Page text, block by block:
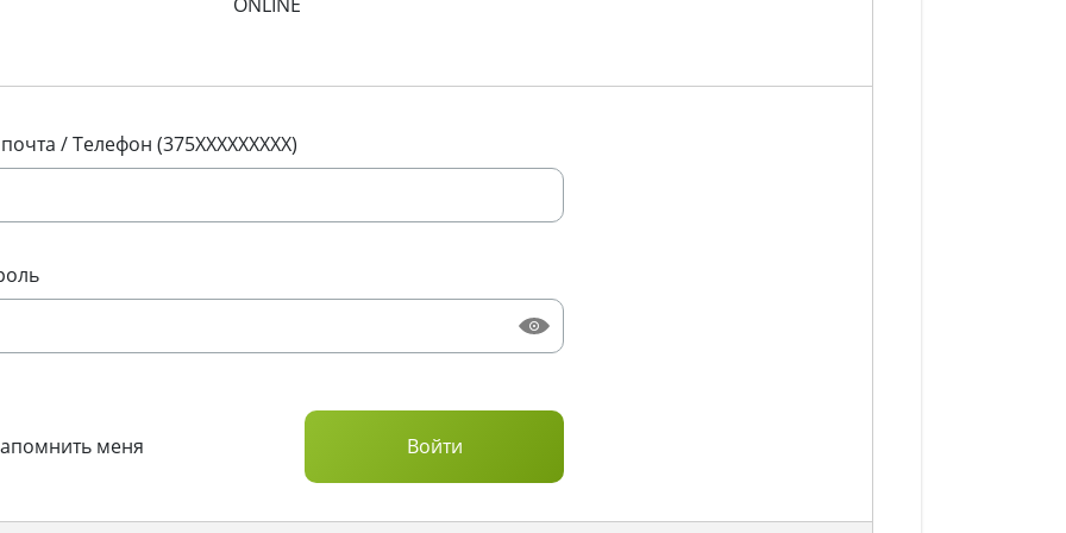
/ Телефон (375XXXXXXXXX)
меня